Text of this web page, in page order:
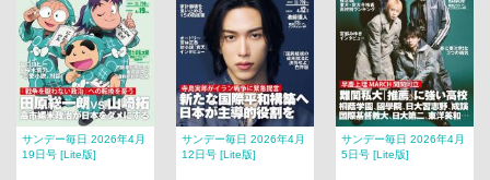
サンデー毎日 2026年4月
19日号 [Lite版]
サンデー毎日 2026年4月
12日号 [Lite版]
サンデー毎日 2026年4月
5日号 [Lite版]